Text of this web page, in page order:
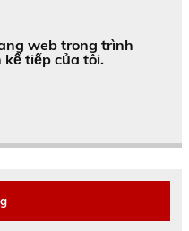
web trong trình
tiếp của tôi.